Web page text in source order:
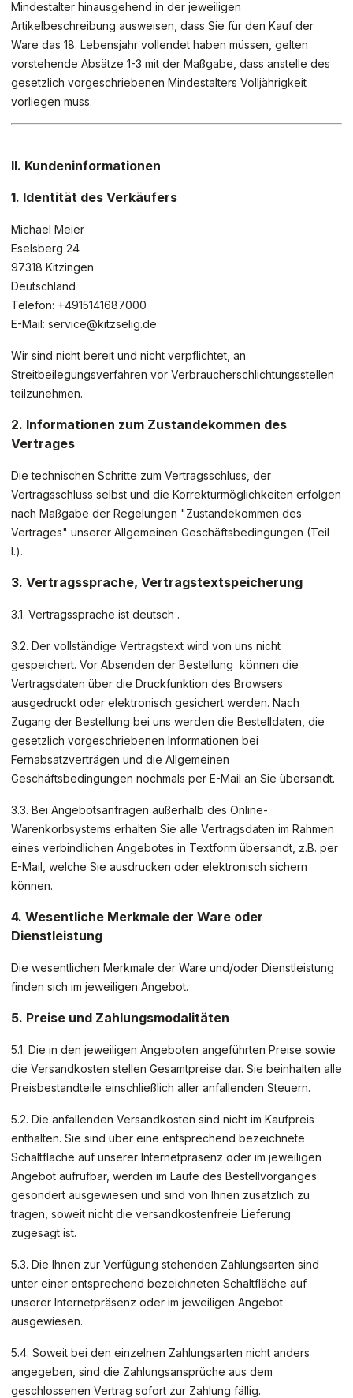
Mindestalter hinausgehend in der jeweiligen
Artikelbeschreibung ausweisen, dass Sie für den Kauf der
Ware das 18. Lebensjahr vollendet haben müssen, gelten
vorstehende Absätze 1-3 mit der Maßgabe, dass anstelle des
gesetzlich vorgeschriebenen Mindestalters Volljährigkeit
vorliegen muss.
II. Kundeninformationen
1. Identität des Verkäufers
Michael Meier
Eselsberg 24
97318 Kitzingen
Deutschland
Telefon: +4915141687000
E-Mail: service@kitzselig.de
Wir sind nicht bereit und nicht verpflichtet, an
Streitbeilegungsverfahren vor Verbraucherschlichtungsstellen
teilzunehmen.
2. Informationen zum Zustandekommen des
Vertrages
Die technischen Schritte zum Vertragsschluss, der
Vertragsschluss selbst und die Korrekturmöglichkeiten erfolgen
nach Maßgabe der Regelungen "Zustandekommen des
Vertrages" unserer Allgemeinen Geschäftsbedingungen (Teil
I.).
3. Vertragssprache, Vertragstextspeicherung
3.1. Vertragssprache ist deutsch .
3.2. Der vollständige Vertragstext wird von uns nicht
gespeichert. Vor Absenden der Bestellung können die
Vertragsdaten über die Druckfunktion des Browsers
ausgedruckt oder elektronisch gesichert werden. Nach
Zugang der Bestellung bei uns werden die Bestelldaten, die
gesetzlich vorgeschriebenen Informationen bei
Fernabsatzverträgen und die Allgemeinen
Geschäftsbedingungen nochmals per E-Mail an Sie übersandt.
3.3. Bei Angebotsanfragen außerhalb des Online-
Warenkorbsystems erhalten Sie alle Vertragsdaten im Rahmen
eines verbindlichen Angebotes in Textform übersandt, z.B. per
E-Mail, welche Sie ausdrucken oder elektronisch sichern
können.
4. Wesentliche Merkmale der Ware oder
Dienstleistung
Die wesentlichen Merkmale der Ware und/oder Dienstleistung
finden sich im jeweiligen Angebot.
5. Preise und Zahlungsmodalitäten
5.1. Die in den jeweiligen Angeboten angeführten Preise sowie
die Versandkosten stellen Gesamtpreise dar. Sie beinhalten alle
Preisbestandteile einschließlich aller anfallenden Steuern.
5.2. Die anfallenden Versandkosten sind nicht im Kaufpreis
enthalten. Sie sind über eine entsprechend bezeichnete
Schaltfläche auf unserer Internetpräsenz oder im jeweiligen
Angebot aufrufbar, werden im Laufe des Bestellvorganges
gesondert ausgewiesen und sind von Ihnen zusätzlich zu
tragen, soweit nicht die versandkostenfreie Lieferung
zugesagt ist.
5.3. Die Ihnen zur Verfügung stehenden Zahlungsarten sind
unter einer entsprechend bezeichneten Schaltfläche auf
unserer Internetpräsenz oder im jeweiligen Angebot
ausgewiesen.
5.4. Soweit bei den einzelnen Zahlungsarten nicht anders
angegeben, sind die Zahlungsansprüche aus dem
geschlossenen Vertrag sofort zur Zahlung fällig.